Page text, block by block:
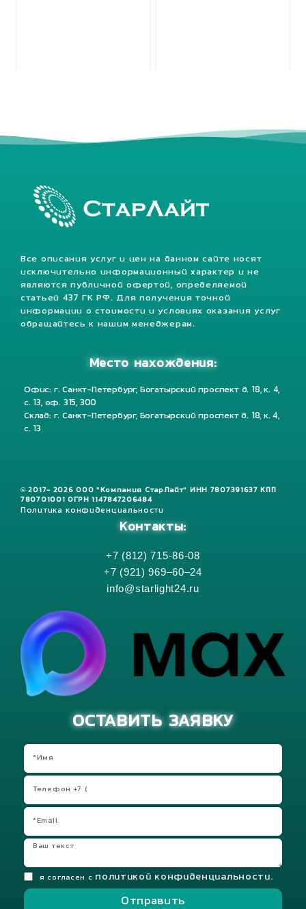
Все описания услуг и цен на данном сайте носят
исключительно информационный характер и не
являются публичной офертой, определяемой
статьей 437 ГК РФ. Для получения точной
информации о стоимости и условиях оказания услуг
обращайтесь к нашим менеджерам.
Место нахождения:
Офис: г. Санкт-Петербург, Богатырский проспект д. 18, к. 4,
с. 13, оф. 315, 300
Склад: г. Санкт-Петербург, Богатырский проспект д. 18, к. 4,
с. 13
© 2017- 2026 ООО "Компания СтарЛайт" ИНН 7807391637 КПП
780701001 ОГРН 1147847206484
Политика конфиденциальности
Контакты:
+7 (812) 715-86-08
+7 (921) 969–60–24
info@starlight24.ru
ОСТАВИТЬ ЗАЯВКУ
я согласен с политикой конфиденциальности.
Отправить